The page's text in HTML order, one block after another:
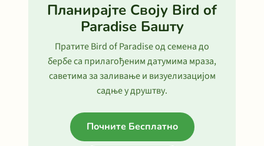
Планирајте Своју Bird of
Paradise Башту
Пратите Bird of Paradise од семена до
бербе са прилагођеним датумима мраза,
саветима за заливање и визуелизацијом
садње у друштву.
Почните Бесплатно